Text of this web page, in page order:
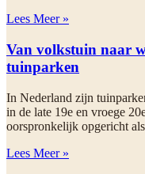
Lees Meer »
Van volkstuin naar
tuinparken
In Nederland zijn
in de late 19e en vroege
oorspronkelijk opgericht
Lees Meer »